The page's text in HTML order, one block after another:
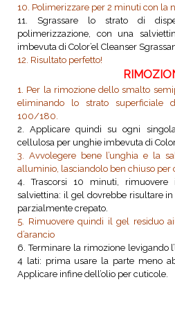
10. Polimerizzare per 2 minuti con la
11. Sgrassare lo strato di
polimerizzazione, con una
imbevuta di Color’el Cleanser
12. Risultato perfetto!
1. Per la rimozione dello smalto
eliminando lo strato superficiale
100/180.
2. Applicare quindi su ogni
cellulosa per unghie imbevuta di
3. Avvolegere bene l’unghia e la
alluminio, lasciandolo ben chiuso per
4. Trascorsi 10 minuti,
salviettina: il gel dovrebbe risultare
parzialmente crepato.
5. Rimuovere quindi il gel residuo
d’arancio
6. Terminare la rimozione levigando
4 lati: prima usare la parte meno
Applicare infine dell’olio per cuticole.